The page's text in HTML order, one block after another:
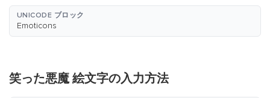
UNICODE ブロック
Emoticons
笑った悪魔 絵文字の入力方法